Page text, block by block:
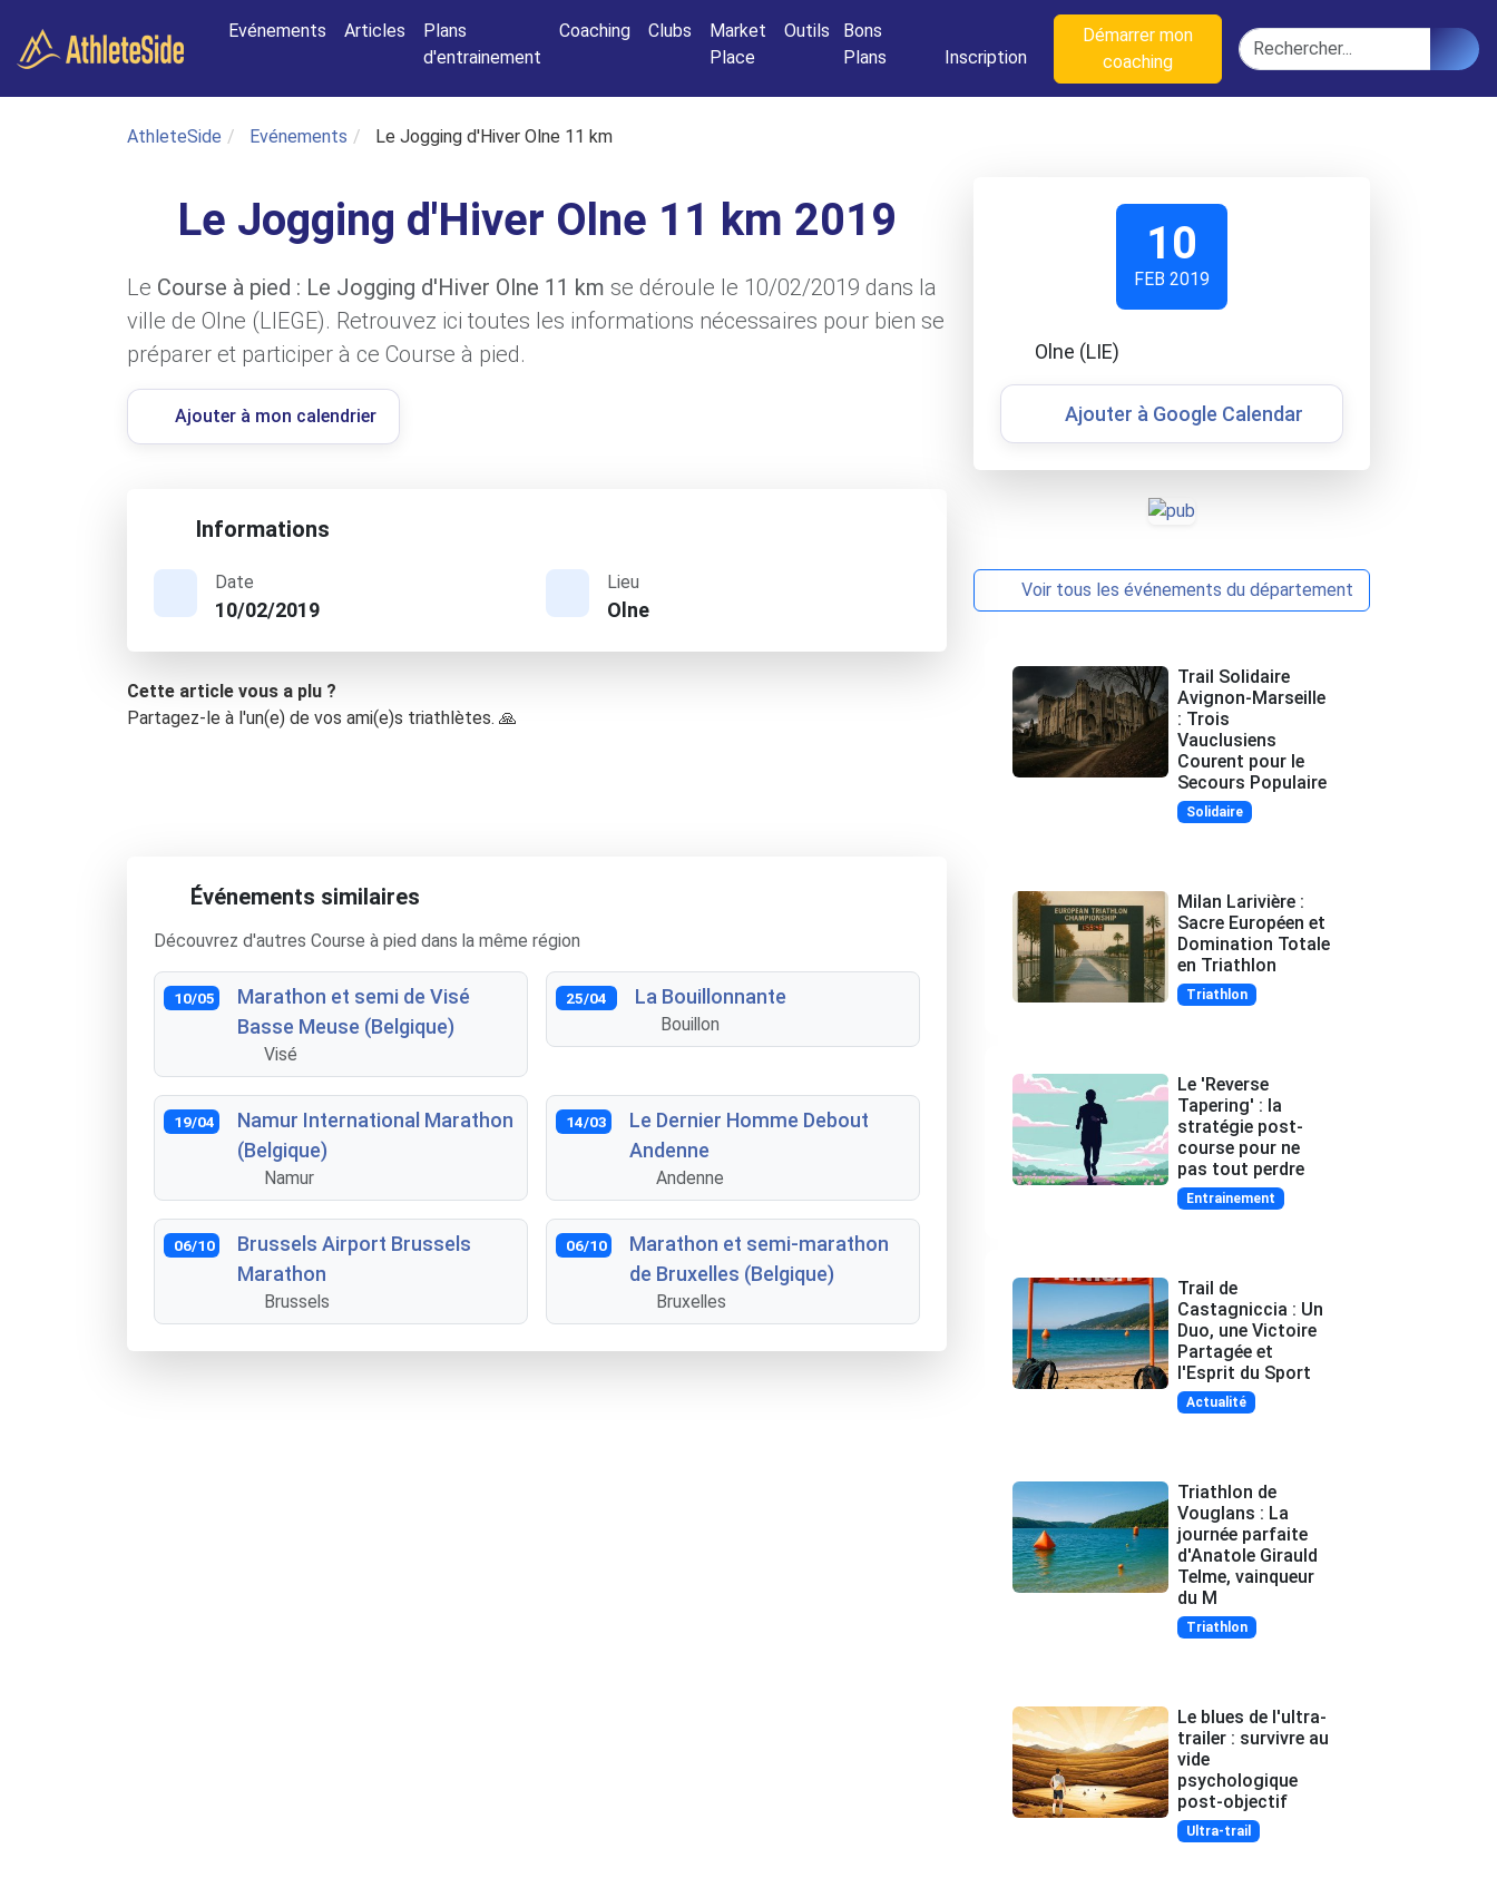
Evénements
Articles
Plans
d'entrainement
Coaching Clubs
Market
Place
Outils
Bons
Plans
Inscription
Démarrer mon
coaching
Rechercher
AthleteSide Evénements Le Jogging d'Hiver Olne 11 km
Le Jogging d'Hiver Olne 11 km 2019
Le Course à pied : Le Jogging d'Hiver Olne 11 km se déroule le 10/02/2019 dans la
ville de Olne (LIEGE). Retrouvez ici toutes les informations nécessaires pour bien se
préparer et participer à ce Course à pied.
Ajouter à mon calendrier
Informations
Date
10/02/2019
Lieu
Olne
Cette article vous a plu ?
Partagez-le à l'un(e) de vos ami(e)s triathlètes. 🙏
Événements similaires
Découvrez d'autres Course à pied dans la même région
10/05
Marathon et semi de Visé
Basse Meuse (Belgique)
Visé
25/04 La Bouillonnante
Bouillon
19/04
Namur International Marathon
(Belgique)
Namur
14/03
Le Dernier Homme Debout
Andenne
Andenne
06/10
Brussels Airport Brussels
Marathon
Brussels
06/10
Marathon et semi-marathon
de Bruxelles (Belgique)
Bruxelles
10
FEB 2019
Olne (LIE)
Ajouter à Google Calendar
Voir tous les événements du département
Trail Solidaire
Avignon-Marseille
: Trois
Vauclusiens
Courent pour le
Secours Populaire
Solidaire
Milan Larivière :
Sacre Européen et
Domination Totale
en Triathlon
Triathlon
Le 'Reverse
Tapering' : la
stratégie post-
course pour ne
pas tout perdre
Entrainement
Trail de
Castagniccia : Un
Duo, une Victoire
Partagée et
l'Esprit du Sport
Actualité
Triathlon de
Vouglans : La
journée parfaite
d'Anatole Girauld
Telme, vainqueur
du M
Triathlon
Le blues de l'ultra-
trailer : survivre au
vide
psychologique
post-objectif
Ultra-trail